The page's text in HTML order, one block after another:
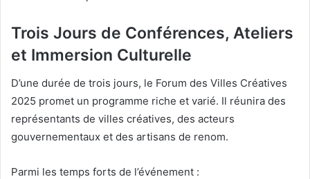
Trois Jours de Conférences, Ateliers
et Immersion Culturelle
D’une durée de trois jours, le Forum des Villes Créatives
2025 promet un programme riche et varié. Il réunira des
représentants de villes créatives, des acteurs
gouvernementaux et des artisans de renom.
Parmi les temps forts de l’événement :